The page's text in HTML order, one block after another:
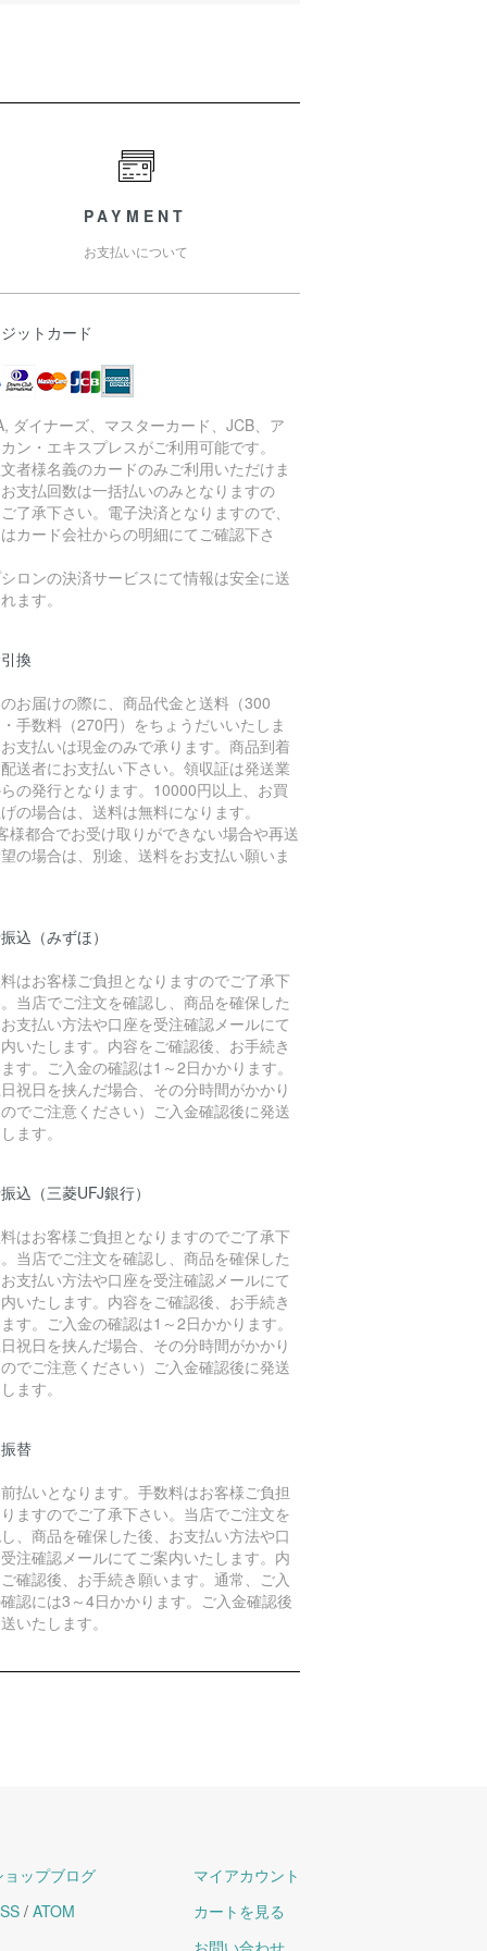
PAYMENT
お支払いについて
ットカード
ダイナーズ、マスターカード、JCB、ア
ン・エキスプレスがご利用可能です。
者様名義のカードのみご利用いただけま
支払回数は一括払いのみとなりますの
了承下さい。電子決済となりますので、
カード会社からの明細にてご確認下さ
ロンの決済サービスにて情報は安全に送
ます。
換
お届けの際に、商品代金と送料（300
手数料（270円）をちょうだいいたしま
支払いは現金のみで承ります。商品到着
送者にお支払い下さい。領収証は発送業
の発行となります。10000円以上、お買
の場合は、送料は無料になります。
様都合でお受け取りができない場合や再送
の場合は、別途、送料をお支払い願いま
込（みずほ）
はお客様ご負担となりますのでご了承下
当店でご注文を確認し、商品を確保した
支払い方法や口座を受注確認メールにて
いたします。内容をご確認後、お手続き
す。ご入金の確認は1～2日かかります。
日祝日を挟んだ場合、その分時間がかかり
でご注意ください）ご入金確認後に発送
ます。
込（三菱UFJ銀行）
はお客様ご負担となりますのでご了承下
当店でご注文を確認し、商品を確保した
支払い方法や口座を受注確認メールにて
いたします。内容をご確認後、お手続き
す。ご入金の確認は1～2日かかります。
日祝日を挟んだ場合、その分時間がかかり
でご注意ください）ご入金確認後に発送
ます。
替
払いとなります。手数料はお客様ご負担
ますのでご了承下さい。当店でご注文を
、商品を確保した後、お支払い方法や口
注確認メールにてご案内いたします。内
確認後、お手続き願います。通常、ご入
認には3～4日かかります。ご入金確認後
いたします。
ョップブログ
/ ATOM
マイアカウント
カートを見る